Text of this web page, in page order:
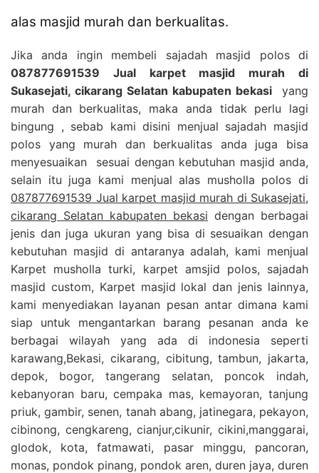
alas masjid murah dan berkualitas.
Jika anda ingin membeli sajadah masjid polos di
087877691539 Jual karpet masjid murah di
Sukasejati, cikarang Selatan kabupaten bekasi yang
murah dan berkualitas, maka anda tidak perlu lagi
bingung , sebab kami disini menjual sajadah masjid
polos yang murah dan berkualitas anda juga bisa
menyesuaikan sesuai dengan kebutuhan masjid anda,
selain itu juga kami menjual alas musholla polos di
087877691539 Jual karpet masjid murah di Sukasejati,
cikarang Selatan kabupaten bekasi dengan berbagai
jenis dan juga ukuran yang bisa di sesuaikan dengan
kebutuhan masjid di antaranya adalah, kami menjual
Karpet musholla turki, karpet amsjid polos, sajadah
masjid custom, Karpet masjid lokal dan jenis lainnya,
kami menyediakan layanan pesan antar dimana kami
siap untuk mengantarkan barang pesanan anda ke
berbagai wilayah yang ada di indonesia seperti
karawang,Bekasi, cikarang, cibitung, tambun, jakarta,
depok, bogor, tangerang selatan, poncok indah,
kebanyoran baru, cempaka mas, kemayoran, tanjung
priuk, gambir, senen, tanah abang, jatinegara, pekayon,
cibinong, cengkareng, cianjur,cikunir, cikini,manggarai,
glodok, kota, fatmawati, pasar minggu, pancoran,
monas, pondok pinang, pondok aren, duren jaya, duren